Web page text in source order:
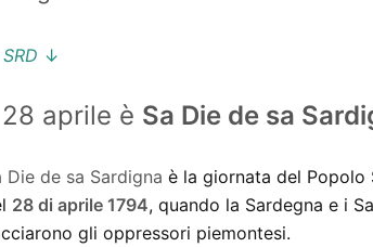
SRD ↓
aprile è Sa Die de sa
Die de sa Sardigna è la giornata del
28 di aprile 1794, quando la Sardegna e i
gli oppressori piemontesi.